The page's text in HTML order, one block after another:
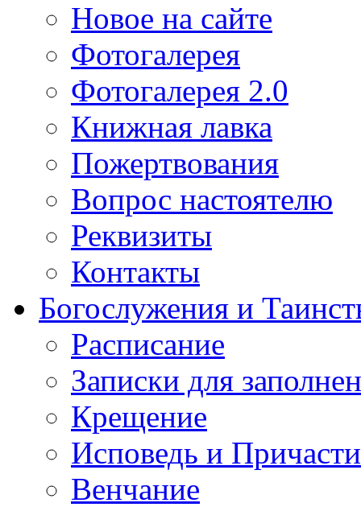
Новое на сайте
Фотогалерея
Фотогалерея 2.0
Книжная лавка
Пожертвования
Вопрос настоятелю
Реквизиты
Контакты
Богослужения и
Расписание
Записки для
Крещение
Исповедь и
Венчание